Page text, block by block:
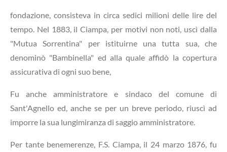
fondazione, consisteva in circa sedici milioni delle lire del
tempo. Nel 1883, il Ciampa, per motivi non noti, uscì dalla
"Mutua Sorrentina" per istituirne una tutta sua, che
denominò "Bambinella" ed alla quale affidò la copertura
assicurativa di ogni suo bene,
Fu anche amministratore e sindaco del comune di
Sant'Agnello ed, anche se per un breve periodo, riuscì ad
imporre la sua lungimiranza di saggio amministratore.
Per tante benemerenze, F.S. Ciampa, il 24 marzo 1876, fu